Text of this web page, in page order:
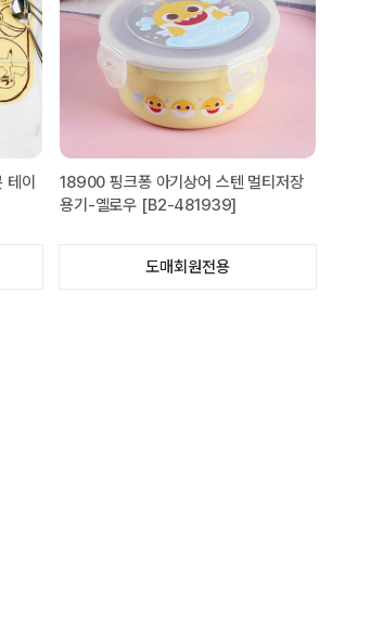
이
18900 핑크퐁 아기상어 스텐 멀티저장
용기-옐로우 [B2-481939]
도매회원전용